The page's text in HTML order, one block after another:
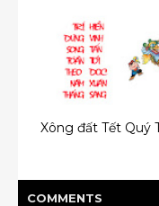
Xông đất Tết Quý
COMMENTS